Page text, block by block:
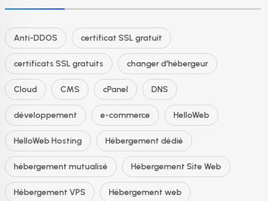
Anti-DDOS certificat SSL gratuit
certificats SSL gratuits changer d'hébergeur
Cloud CMS cPanel DNS
développement e-commerce HelloWeb
HelloWeb Hosting Hébergement dédié
hébergement mutualisé Hébergement Site Web
Hébergement VPS Hébergement web